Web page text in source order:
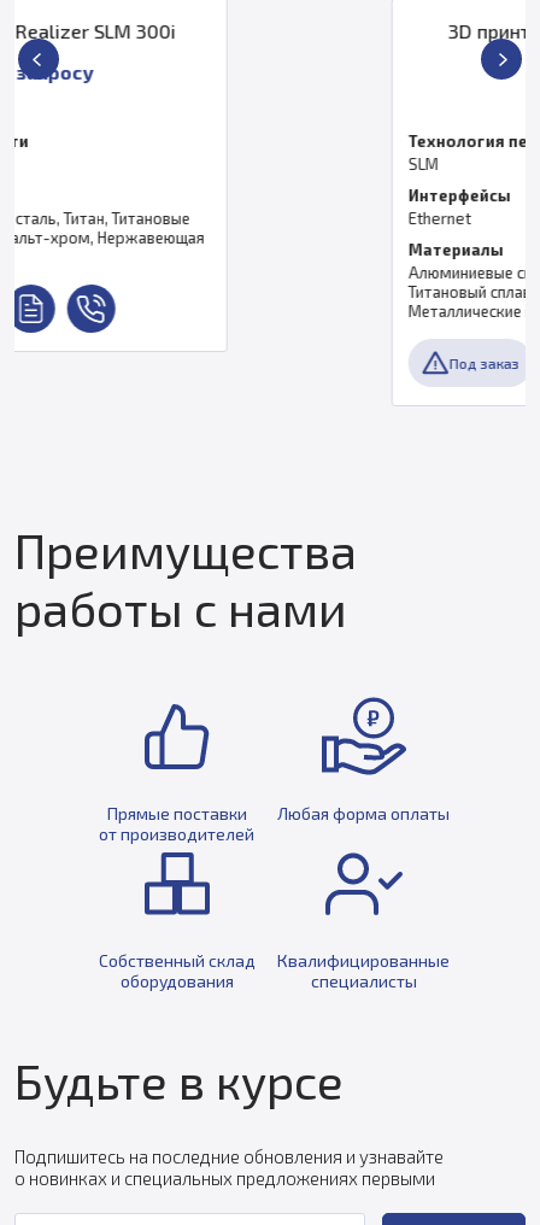
3D принтер Realizer SLM
Алюминиевые сплавы, Никелевый
Титановый сплав, Кобальт-хромовые
Металлические порошки
Преимущества
работы с нами
Прямые поставки
от производителей
Любая форма оплаты
Собственный склад
оборудования
Квалифицированные
специалисты
Будьте в курсе
Подпишитесь на последние обновления и узнавайте
о новинках и специальных предложениях первыми